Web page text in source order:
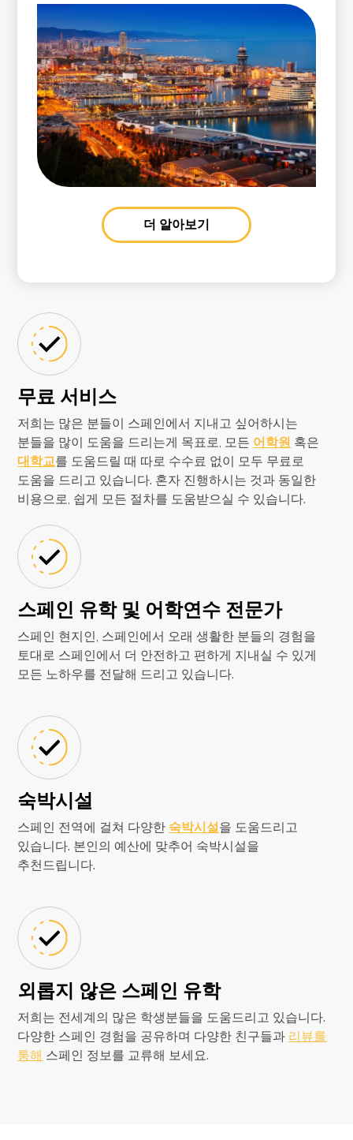
더 알아보기
무료 서비스
저희는 많은 분들이 스페인에서 지내고 싶어하시는
분들을 많이 도움을 드리는게 목표로, 모든 어학원 혹은
대학교를 도움드릴 때 따로 수수료 없이 모두 무료로
도움을 드리고 있습니다. 혼자 진행하시는 것과 동일한
비용으로, 쉽게 모든 절차를 도움받으실 수 있습니다.
스페인 유학 및 어학연수 전문가
스페인 현지인, 스페인에서 오래 생활한 분들의 경험을
토대로 스페인에서 더 안전하고 편하게 지내실 수 있게
모든 노하우를 전달해 드리고 있습니다.
숙박시설
스페인 전역에 걸쳐 다양한 숙박시설을 도움드리고
있습니다. 본인의 예산에 맞추어 숙박시설을
추천드립니다.
외롭지 않은 스페인 유학
저희는 전세계의 많은 학생분들을 도움드리고 있습니다.
다양한 스페인 경험을 공유하며 다양한 친구들과 리뷰를
통해 스페인 정보를 교류해 보세요.